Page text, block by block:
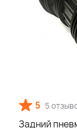
5 5
Задний